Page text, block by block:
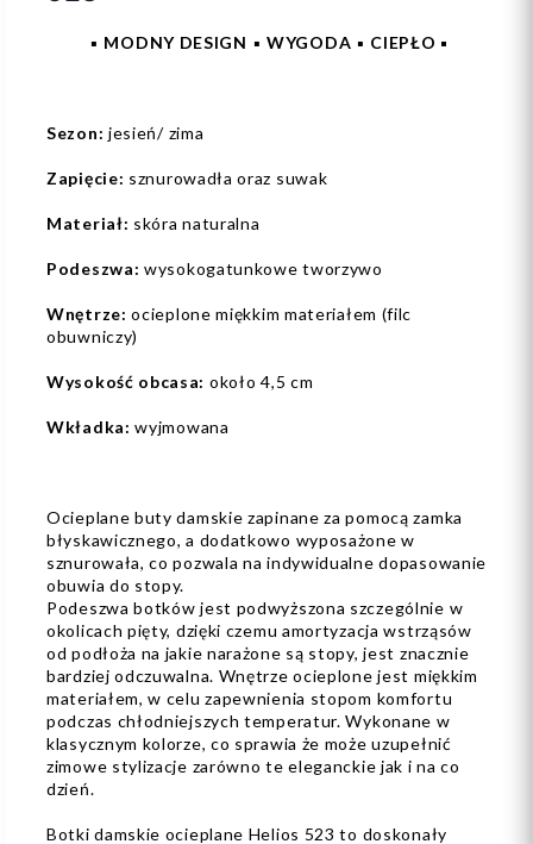
▪️ MODNY DESIGN ▪️ WYGODA ▪️ CIEPŁO ▪️
Sezon: jesień/ zima
Zapięcie: sznurowadła oraz suwak
Materiał: skóra naturalna
Podeszwa: wysokogatunkowe tworzywo
Wnętrze:ocieplone miękkim materiałem (filc
obuwniczy)
Wysokość obcasa: około 4,5 cm
Wkładka:wyjmowana
Ocieplane buty damskie zapinane za pomocą zamka
błyskawicznego, a dodatkowo wyposażone w
sznurowała, co pozwala na indywidualne dopasowanie
obuwia do stopy.
Podeszwa botków jest podwyższona szczególnie w
okolicach pięty, dzięki czemu amortyzacja wstrząsów
od podłoża na jakie narażone są stopy, jest znacznie
bardziej odczuwalna. Wnętrze ocieplone jest miękkim
materiałem, w celu zapewnienia stopom komfortu
podczas chłodniejszych temperatur. Wykonane w
klasycznym kolorze, co sprawia że może uzupełnić
zimowe stylizacje zarówno te eleganckie jak i na co
dzień.
Botki damskie ocieplane Helios 523 to doskonały